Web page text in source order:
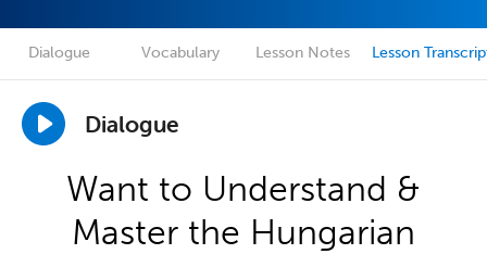
Dialogue Vocabulary Lesson Notes Lesson
Dialogue
Want to Understand &
Master the Hungarian